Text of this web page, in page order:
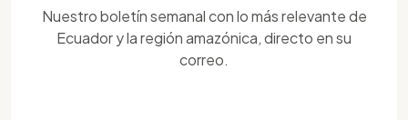
Nuestro boletín semanal con lo más relevante de
Ecuador y la región amazónica, directo en su
correo.